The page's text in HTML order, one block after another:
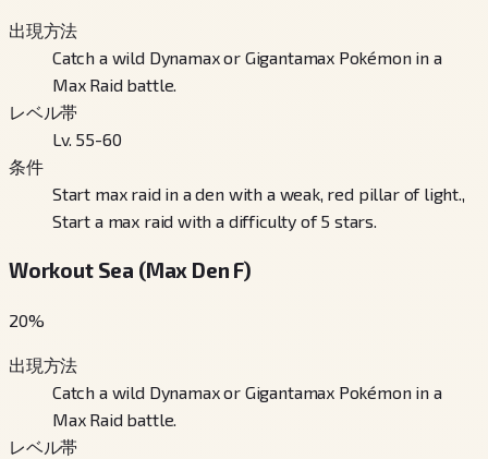
出現方法
Catch a wild Dynamax or Gigantamax Pokémon in a
Max Raid battle.
レベル帯
Lv. 55-60
条件
Start max raid in a den with a weak, red pillar of light.,
Start a max raid with a difficulty of 5 stars.
Workout Sea (Max Den F)
20%
出現方法
Catch a wild Dynamax or Gigantamax Pokémon in a
Max Raid battle.
レベル帯